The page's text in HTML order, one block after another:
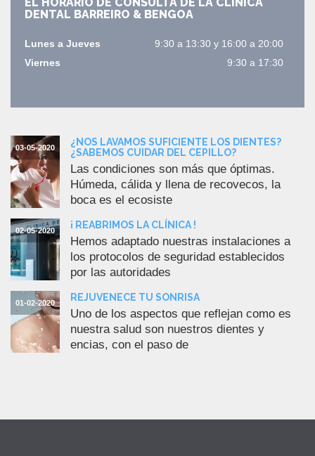
DENTAL BARREIRO & BENGOA
Lunes a Jueves
9:30 a 13:30 y 16:00 a 20:00
Viernes
9:30 a 17:30
¿NOS LAVAMOS SUFICIENTE LOS DIENTES?
¿SABEMOS CUIDAR DEL CEPILLO?
03-05-2020
Las condiciones son más que óptimas.
Húmeda, cálida y llena de recovecos, la
boca es el ecosiste
¡ REABRIMOS LA CLÍNICA !
02-05-2020
Hemos adaptado nuestras instalaciones a
los protocolos de seguridad establecidos
por las autoridades
REJUVENECE TU SONRISA
01-02-2020
Uno de los aspectos que reflejan como es
nuestra salud son nuestros dientes y
encias, con el paso de